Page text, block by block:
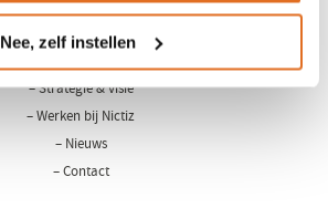
Nee, zelf instellen
– Strategie & visie
– Werken bij Nictiz
– Nieuws
– Contact